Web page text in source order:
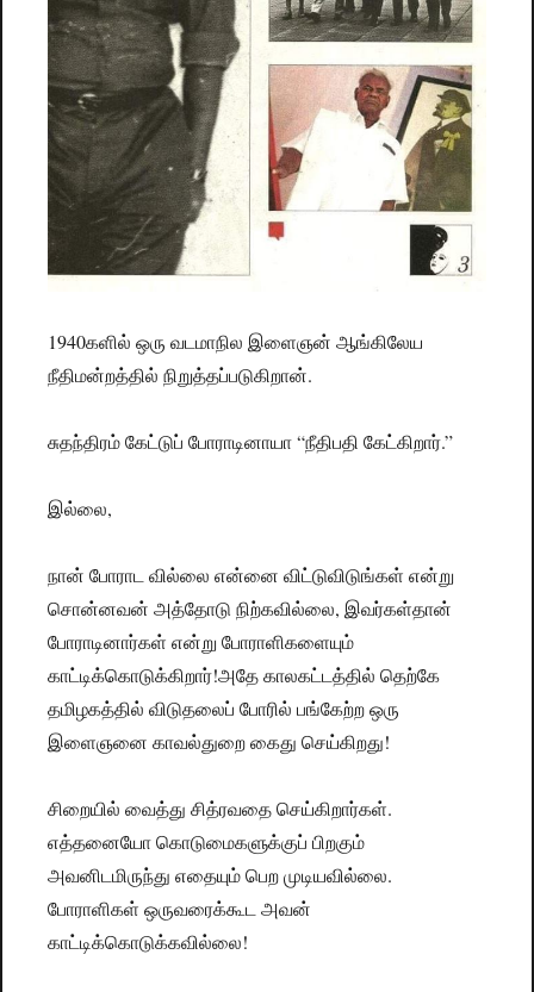
1940களில் ஒரு வடமாநில இளைஞன் ஆங்கிலேய
நீதிமன்றத்தில் நிறுத்தப்படுகிறான்.
சுதந்திரம் கேட்டுப் போராடினாயா “நீதிபதி கேட்கிறார்.”
இல்லை,
நான் போராட வில்லை என்னை விட்டுவிடுங்கள் என்று
சொன்னவன் அத்தோடு நிற்கவில்லை, இவர்கள்தான்
போராடினார்கள் என்று போராளிகளையும்
காட்டிக்கொடுக்கிறார்!அதே காலகட்டத்தில் தெற்கே
தமிழகத்தில் விடுதலைப் போரில் பங்கேற்ற ஒரு
இளைஞனை காவல்துறை கைது செய்கிறது!
சிறையில் வைத்து சித்ரவதை செய்கிறார்கள்.
எத்தனையோ கொடுமைகளுக்குப் பிறகும்
அவனிடமிருந்து எதையும் பெற முடியவில்லை.
போராளிகள் ஒருவரைக்கூட அவன்
காட்டிக்கொடுக்கவில்லை!